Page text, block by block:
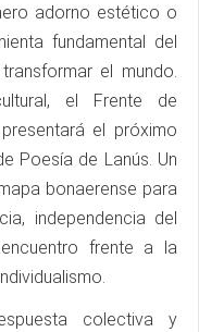
adorno estético o
fundamental del
el mundo.
el Frente de
el próximo
Poesía de Lanús. Un
bonaerense para
independencia del
frente a la
colectiva y